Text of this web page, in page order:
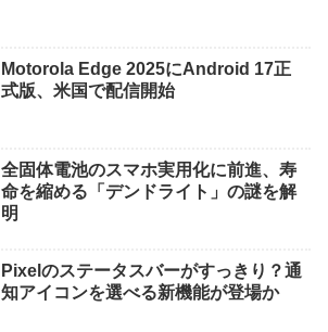
Motorola Edge 2025にAndroid 17正
式版、米国で配信開始
全固体電池のスマホ実用化に前進、寿
命を縮める「デンドライト」の謎を解
明
Pixelのステータスバーがすっきり？通
知アイコンを選べる新機能が登場か